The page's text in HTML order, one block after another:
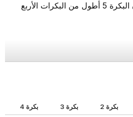
كليوباترا. يُرجى ملاحظة أن البكرة 5 أطول من البكرات الأربع
بكرة 2 بكرة 3 بكرة 4